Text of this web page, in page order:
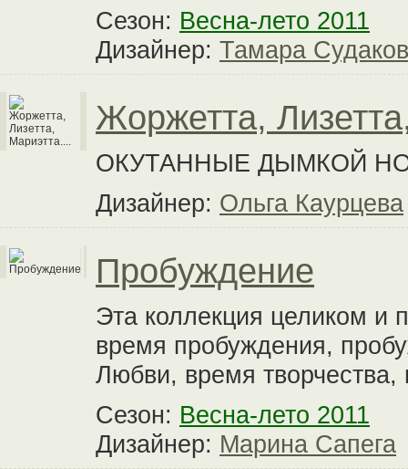
Сезон: Весна-лето 2011
Дизайнер: Тамара
Жоржетта,
ОКУТАННЫЕ ДЫМКОЙ
Дизайнер: Ольга Каурцева
Пробуждение
Эта коллекция целиком и
время пробуждения,
Любви, время творчества,
Сезон: Весна-лето 2011
Дизайнер: Марина Сапега